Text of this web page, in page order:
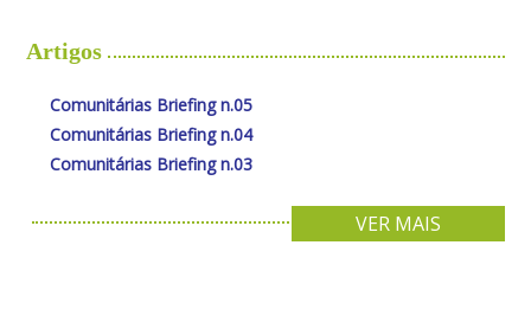
Artigos
Comunitárias Briefing n.05
Comunitárias Briefing n.04
Comunitárias Briefing n.03
VER MAIS